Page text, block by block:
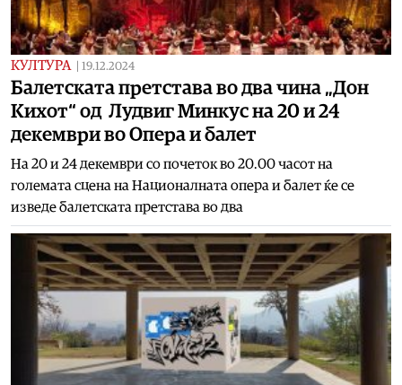
КУЛТУРА 19.12.2024
Балетската претстава во два чина „Дон
Кихот“ од Лудвиг Минкус на 20 и 24
декември во Опера и балет
На 20 и 24 декември со почеток во 20.00 часот на
големата сцена на Националната опера и балет ќе се
изведе балетската претстава во два